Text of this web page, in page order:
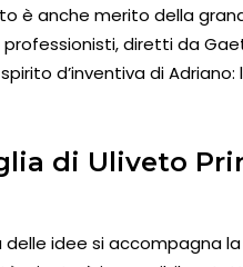
è anche merito della
diretti da
d’inventiva di Adriano:
di Uliveto
delle idee si accompagna